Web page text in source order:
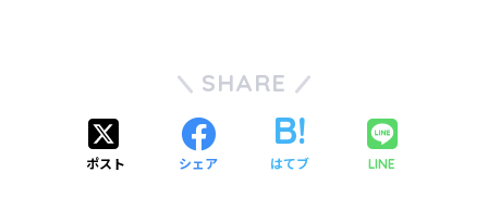
SHARE
ポスト シェア はてブ LINE